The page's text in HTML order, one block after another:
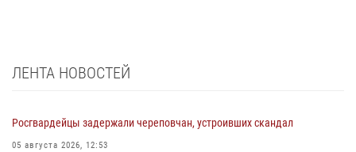
ЛЕНТА НОВОСТЕЙ
Росгвардейцы задержали череповчан, устроивших скандал
05 августа 2026, 12:53